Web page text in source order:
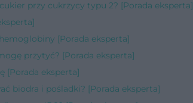
przy cukrzycy typu 2? [Porada eksperta]
[Porada eksperta]
przytyć? [Porada eksperta]
[Porada eksperta]
biodra i pośladki? [Porada eksperta]